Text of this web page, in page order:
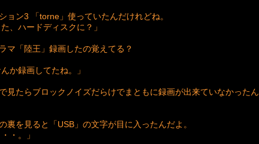
ョン3 「torne」使っていたんだけれどね。
、ハードディスクに？」
マ「陸王」録画したの覚えてる？
か録画してたね。」
見たらブロックノイズだらけでまともに録画が出来ていなかったん
裏を見ると「USB」の文字が目に入ったんだよ。
・。」